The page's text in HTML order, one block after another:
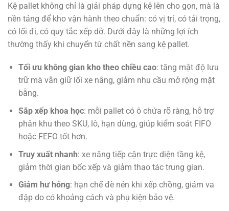
Kệ pallet không chỉ là giải pháp dựng kệ lên cho gọn, mà là
nền tảng để kho vận hành theo chuẩn: có vị trí, có tải trọng,
có lối đi, có quy tắc xếp dỡ. Dưới đây là những lợi ích
thường thấy khi chuyển từ chất nền sang kệ pallet.
Tối ưu không gian kho theo chiều cao: tăng mật độ lưu
trữ mà vẫn giữ lối xe nâng, giảm nhu cầu mở rộng mặt
bằng.
Sắp xếp khoa học: mỗi pallet có ô chứa rõ ràng, hỗ trợ
phân khu theo SKU, lô, hạn dùng, giúp kiểm soát FIFO
hoặc FEFO tốt hơn.
Truy xuất nhanh: xe nâng tiếp cận trực diện tầng kệ,
giảm thời gian bốc xếp và giảm thao tác trung gian.
Giảm hư hỏng: hạn chế đè nén khi xếp chồng, giảm va
đập do có khoảng cách và phụ kiện bảo vệ.